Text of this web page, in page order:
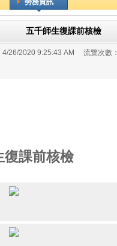
勞務資訊
五千師生復課前核檢
4/26/2020 9:25:43 AM 流覽次數：
復課前核檢